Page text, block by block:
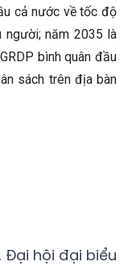
cả nước về tốc độ
người; năm 2035 là
bình quân đầu
sách trên địa bàn
Đại hội đại biểu